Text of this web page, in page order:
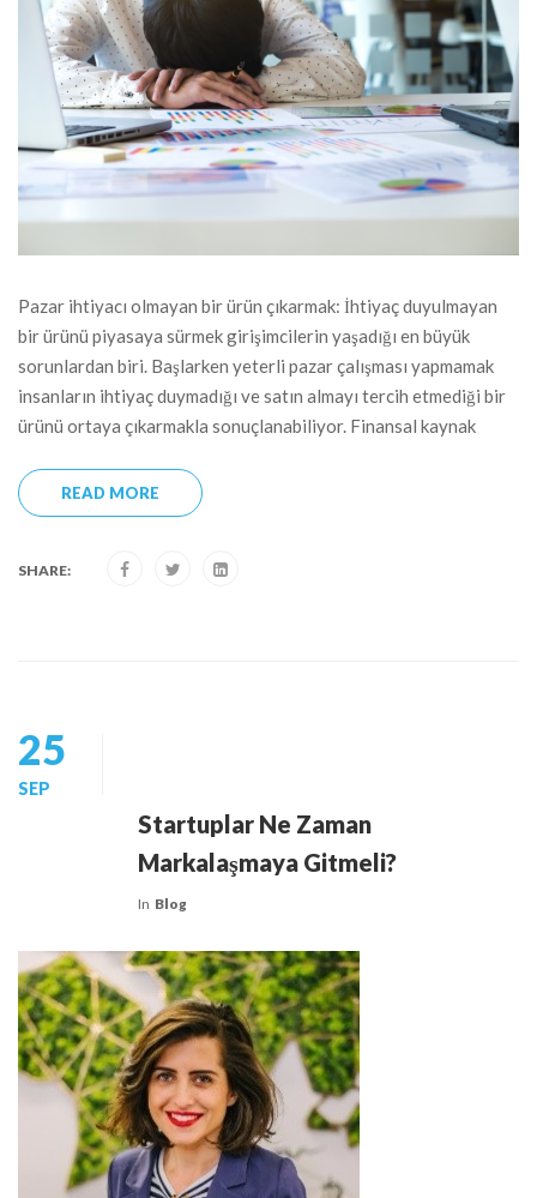
Pazar ihtiyacı olmayan bir ürün çıkarmak: İhtiyaç duyulmayan
bir ürünü piyasaya sürmek girişimcilerin yaşadığı en büyük
sorunlardan biri. Başlarken yeterli pazar çalışması yapmamak
insanların ihtiyaç duymadığı ve satın almayı tercih etmediği bir
ürünü ortaya çıkarmakla sonuçlanabiliyor. Finansal kaynak
READ MORE
SHARE:
25
SEP
Startuplar Ne Zaman
Markalaşmaya Gitmeli?
In Blog